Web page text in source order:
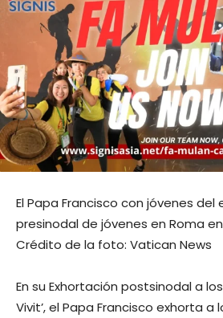
El Papa Francisco con jóvenes del
presinodal de jóvenes en Roma
Crédito de la foto: Vatican News
En su Exhortación postsinodal a
Vivit’, el Papa Francisco exhorta a